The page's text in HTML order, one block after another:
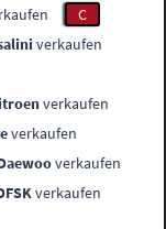
C
verkaufen
verkaufen
verkaufen
verkaufen
verkaufen